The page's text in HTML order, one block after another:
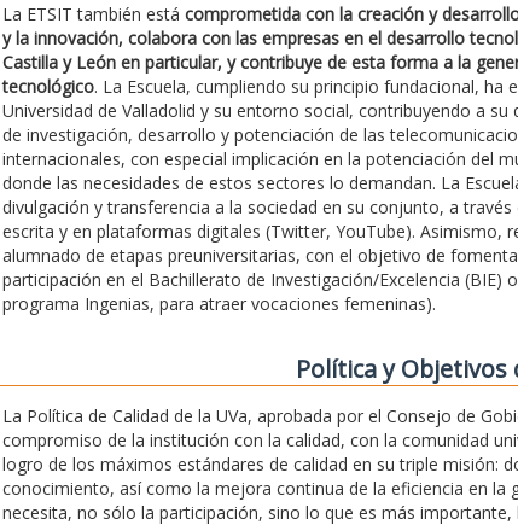
La ETSIT también está comprometida con la creación y
y la innovación, colabora con las empresas en el desarrollo
Castilla y León en particular, y contribuye de esta forma a la
tecnológico. La Escuela, cumpliendo su principio fundacional,
Universidad de Valladolid y su entorno social, contribuyendo a
de investigación, desarrollo y potenciación de las
internacionales, con especial implicación en la potenciación del
donde las necesidades de estos sectores lo demandan. La
divulgación y transferencia a la sociedad en su conjunto, a
escrita y en plataformas digitales (Twitter, YouTube). Asimismo,
alumnado de etapas preuniversitarias, con el objetivo de
participación en el Bachillerato de Investigación/Excelencia
programa Ingenias, para atraer vocaciones femeninas).
Polí­tica y Objetivos
La Política de Calidad de la UVa, aprobada por el Consejo de
compromiso de la institución con la calidad, con la comunidad
logro de los máximos estándares de calidad en su triple misión:
conocimiento, así como la mejora continua de la eficiencia en la
necesita, no sólo la participación, sino lo que es más